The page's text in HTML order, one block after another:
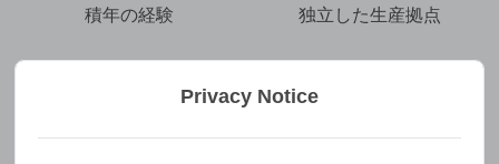
積年の経験 独立した生産拠点
100以上 20
Privacy Notice